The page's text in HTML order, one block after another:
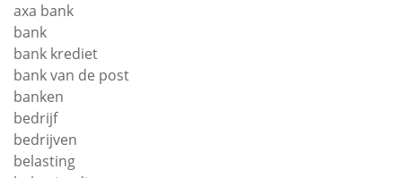
axa bank
bank
bank krediet
bank van de post
banken
bedrijf
bedrijven
belasting